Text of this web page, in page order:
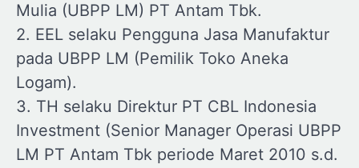
Mulia (UBPP LM) PT Antam Tbk.
2. EEL selaku Pengguna Jasa Manufaktur
pada UBPP LM (Pemilik Toko Aneka
Logam).
3. TH selaku Direktur PT CBL Indonesia
Investment (Senior Manager Operasi UBPP
LM PT Antam Tbk periode Maret 2010 s.d.